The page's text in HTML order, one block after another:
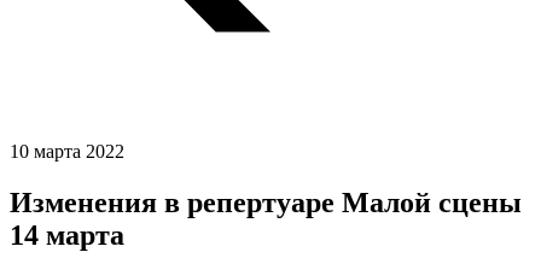
10 марта 2022
Изменения в репертуаре Малой сцены
14 марта